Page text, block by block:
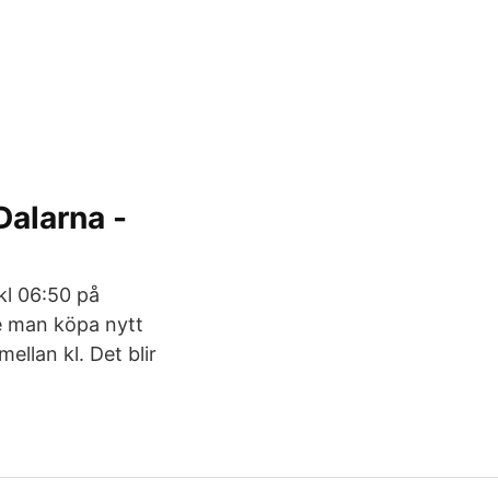
-
06:50 på
man köpa nytt
kl. Det blir